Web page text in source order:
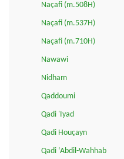
Naçafi (m.508H)
Naçafi (m.537H)
Naçafi (m.710H)
Nawawi
Nidham
Qaddoumi
Qadi 'Iyad
Qadi Houçayn
Qadi ‘Abdil-Wahhab